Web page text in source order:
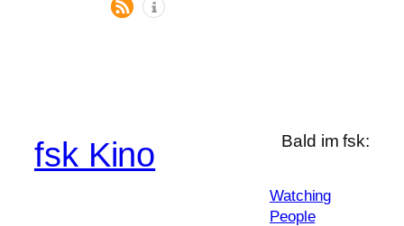
fsk Kino Bald im fsk:
Watching
People